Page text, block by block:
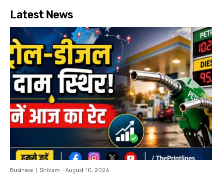
Latest News
Business Shivam - August 10, 2026